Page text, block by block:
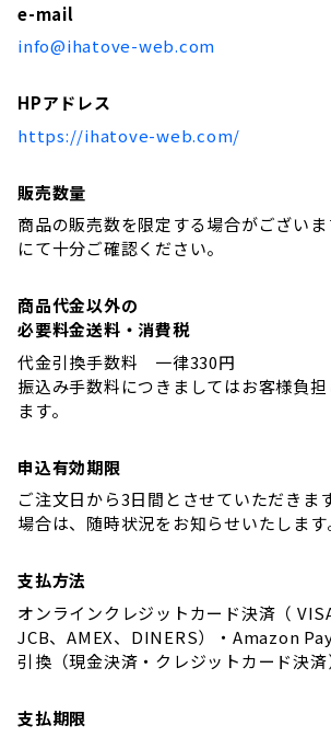
e-mail
info@ihatove-web.com
HPアドレス
https://ihatove-web.com/
販売数量
商品の販売数を限定する場合がござい
にて十分ご確認ください。
商品代金以外の
必要料金送料・消費税
代金引換手数料 一律330円
振込み手数料につきましてはお客様負
ます。
申込有効期限
ご注文日から3日間とさせていただきま
場合は、随時状況をお知らせいたします
支払方法
オンラインクレジットカード決済（
JCB、AMEX、DINERS）・Amazon
引換（現金決済・クレジットカード決済
支払期限